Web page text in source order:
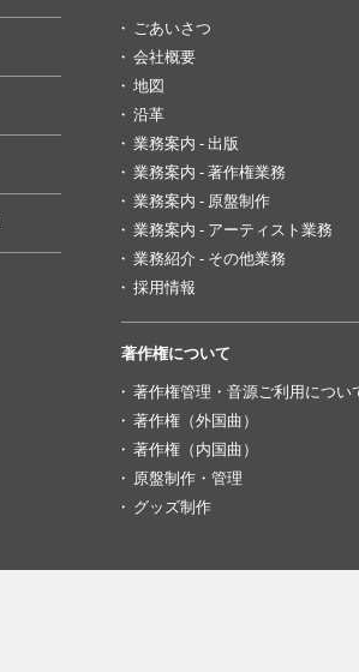
ごあいさつ
会社概要
地図
沿革
業務案内 - 出版
業務案内 - 著作権業務
業務案内 - 原盤制作
業務案内 - アーティスト業務
業務紹介 - その他業務
採用情報
著作権について
著作権管理・音源ご利用につい
著作権（外国曲）
著作権（内国曲）
原盤制作・管理
グッズ制作